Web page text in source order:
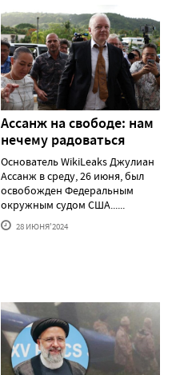
Ассанж на свободе: нам
нечему радоваться
Основатель WikiLeaks Джулиан
Ассанж в среду, 26 июня, был
освобожден Федеральным
окружным судом США......
28 ИЮНЯ'2024